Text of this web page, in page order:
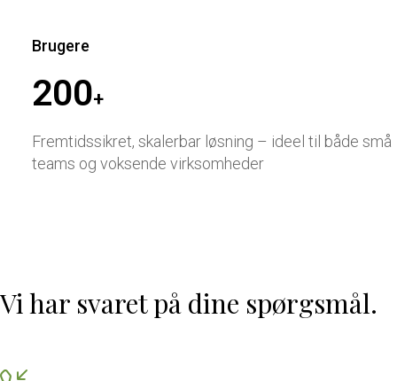
Brugere
200+
Fremtidssikret, skalerbar løsning – ideel til både små
teams og voksende virksomheder
Vi har svaret på dine spørgsmål.